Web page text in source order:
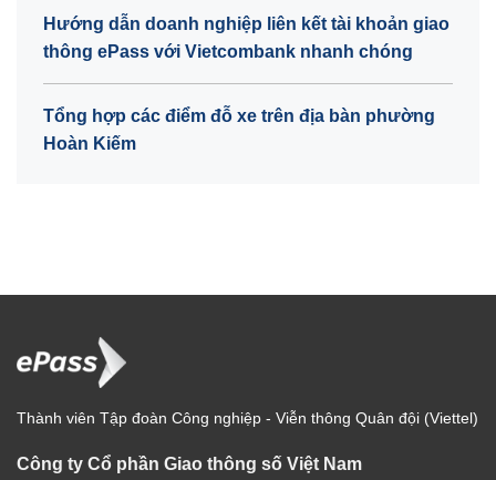
Hướng dẫn doanh nghiệp liên kết tài khoản giao
thông ePass với Vietcombank nhanh chóng
Tổng hợp các điểm đỗ xe trên địa bàn phường
Hoàn Kiếm
Thành viên Tập đoàn Công nghiệp - Viễn thông Quân đội (Viettel)
Công ty Cổ phần Giao thông số Việt Nam